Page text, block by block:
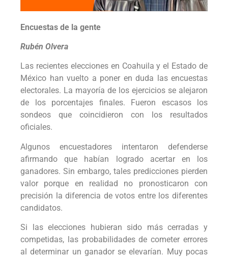
Encuestas de la gente
Rubén Olvera
Las recientes elecciones en Coahuila y el Estado de
México han vuelto a poner en duda las encuestas
electorales. La mayoría de los ejercicios se alejaron
de los porcentajes finales. Fueron escasos los
sondeos que coincidieron con los resultados
oficiales.
Algunos encuestadores intentaron defenderse
afirmando que habían logrado acertar en los
ganadores. Sin embargo, tales predicciones pierden
valor porque en realidad no pronosticaron con
precisión la diferencia de votos entre los diferentes
candidatos.
Si las elecciones hubieran sido más cerradas y
competidas, las probabilidades de cometer errores
al determinar un ganador se elevarían. Muy pocas